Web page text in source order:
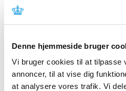
Denne hjemmeside bruger
Vi bruger cookies til at tilpasse
annoncer, til at vise dig
at analysere vores trafik. Vi
Generelle tilskudsbeslutninger
om individuelle tilskud 2013-
Alle (39)
TID
2023 (1)